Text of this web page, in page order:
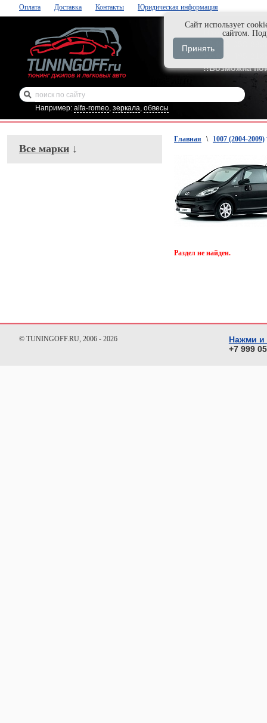
Оплата Доставка Контакты Юридическая информация
Нажми и
+7-929-495-
!!Возможна
Например: alfa-romeo, зеркала, обвесы
Все марки ↓
Главная \ 1007 (2004-2009)
Раздел не найден.
© TUNINGOFF.RU, 2006 - 2026
Нажми и
+7 999
Cайт использует
сайтом.
Принять